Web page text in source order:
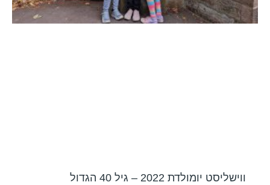
ווישליסט יומולדת 2022 – גיל 40 הגדול